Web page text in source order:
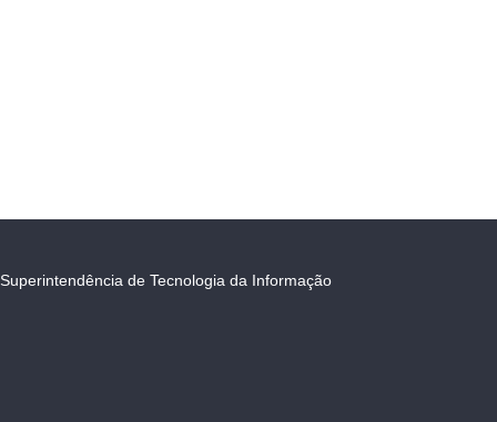
Superintendência de Tecnologia da Informação